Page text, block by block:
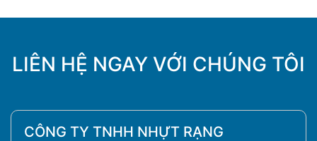
LIÊN HỆ NGAY VỚI CHÚNG TÔI
CÔNG TY TNHH NHỰT RẠNG